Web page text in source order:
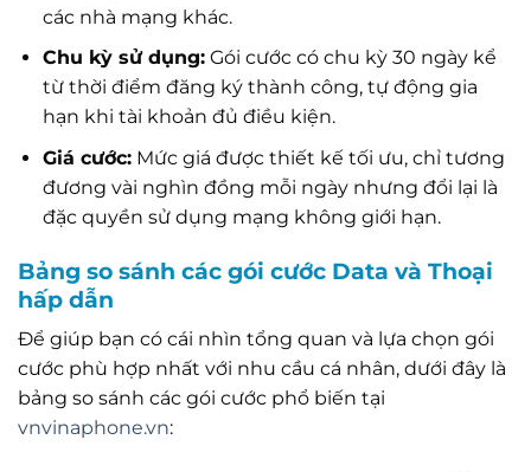
các nhà mạng khác.
Chu kỳ sử dụng:Gói cước có chu kỳ 30 ngày kể
từ thời điểm đăng ký thành công, tự động gia
hạn khi tài khoản đủ điều kiện.
Giá cước:Mức giá được thiết kế tối ưu, chỉ tương
đương vài nghìn đồng mỗi ngày nhưng đổi lại là
đặc quyền sử dụng mạng không giới hạn.
Bảng so sánh các gói cước Data và Thoại
hấp dẫn
Để giúp bạn có cái nhìn tổng quan và lựa chọn gói
cước phù hợp nhất với nhu cầu cá nhân, dưới đây là
bảng so sánh các gói cước phổ biến tại
vnvinaphone.vn: